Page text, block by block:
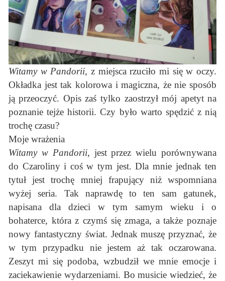
Witamy w Pandorii, z miejsca rzuciło mi się w oczy.
Okładka jest tak kolorowa i magiczna, że nie sposób
ją przeoczyć. Opis zaś tylko zaostrzył mój apetyt na
poznanie tejże historii. Czy było warto spędzić z nią
trochę czasu?
Moje wrażenia
Witamy w Pandorii, jest przez wielu porównywana
do Czaroliny i coś w tym jest. Dla mnie jednak ten
tytuł jest trochę mniej frapujący niż wspomniana
wyżej seria. Tak naprawdę to ten sam gatunek,
napisana dla dzieci w tym samym wieku i o
bohaterce, która z czymś się zmaga, a także poznaje
nowy fantastyczny świat. Jednak muszę przyznać, że
w tym przypadku nie jestem aż tak oczarowana.
Zeszyt mi się podoba, wzbudził we mnie emocje i
zaciekawienie wydarzeniami. Bo musicie wiedzieć, że